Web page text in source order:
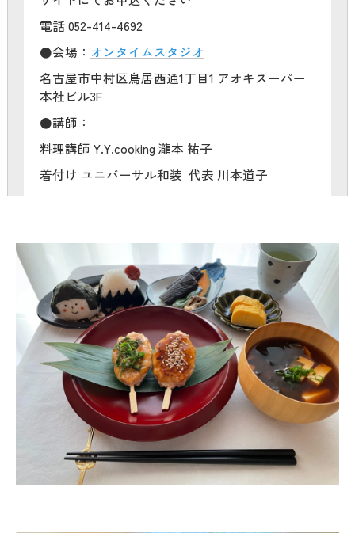
電話 052-414-4692
●会場： オンタイムスタジオ
名古屋市中村区鳥居西通1丁目1 アオキスーパー
本社ビル3F
●講師：
料理講師 Y.Y.cooking 瀧本 祐子
着付け ユニバーサル和装 代表 川本道子